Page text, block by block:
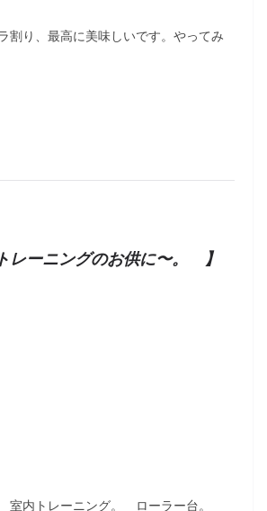
割り、最高に美味しいです。やってみ
レーニングのお供に〜。 】
内トレーニング。 ローラー台。